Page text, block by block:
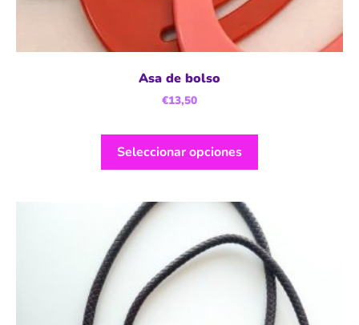
Asa de bolso
€13,50
Seleccionar opciones